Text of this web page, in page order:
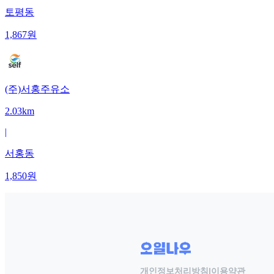
토평동
1,867원
(주)서홍주유소
2.03km
|
서홍동
1,850원
개인정보처리방침 |이용약관